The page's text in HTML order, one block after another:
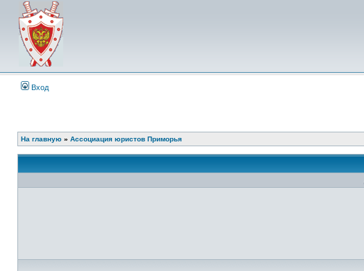
Вход
На главную » Ассоциация юристов Приморья